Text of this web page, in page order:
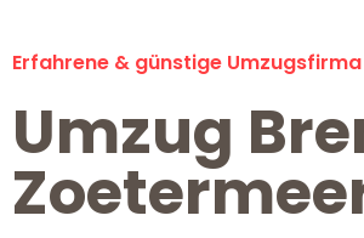
Erfahrene & günstige
Umzug